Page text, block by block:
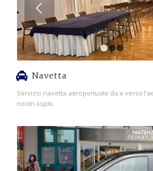
Succ
Navetta
Servizio navetta aeroportuale da e verso
nostri ospiti.